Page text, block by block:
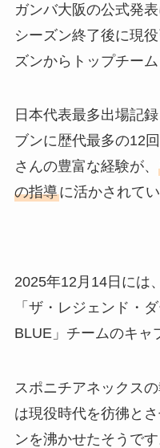
ガンバ大阪の公式発
シーズン終了後に現
ズンからトップチー
日本代表最多出場記
ブンに歴代最多の12
さんの豊富な経験が、
の指導に活かされてい
2025年12月14日には
「ザ・レジェンド・
BLUE」チームのキャ
スポニチアネックス
は現役時代を彷彿と
ンを沸かせたそうです